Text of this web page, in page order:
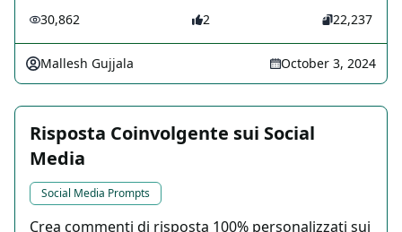
30,862 2 22,237
Mallesh Gujjala October 3, 2024
Risposta Coinvolgente sui Social
Media
Social Media Prompts
Crea commenti di risposta 100% personalizzati sui